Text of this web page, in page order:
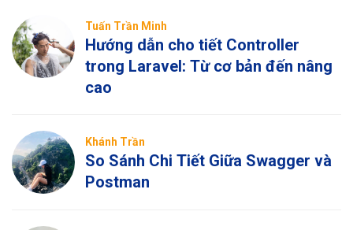
Tuấn Trần Minh
Hướng dẫn cho tiết Controller
trong Laravel: Từ cơ bản đến nâng
cao
Khánh Trần
So Sánh Chi Tiết Giữa Swagger và
Postman